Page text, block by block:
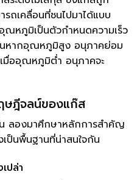
รถเคลื่อนที่ชนไปมาได้แบบ
ณหภูมิเป็นตัวกำหนดความเร็ว
หากอุณหภูมิสูง อนุภาคย่อม
มื่ออุณหภูมิต่ำ อนุภาคจะ
ษฎีจลน์ของแก๊ส
น ลองมาศึกษาหลักการสำคัญ
ป็นพื้นฐานที่น่าสนใจกัน
ปล่า